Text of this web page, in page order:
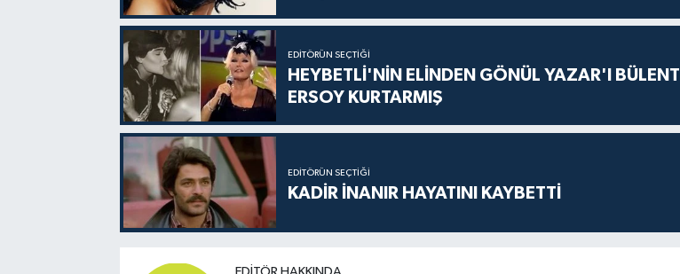
EDITÖRÜN SEÇTIĞI
HEYBETLİ'NİN ELİNDEN GÖNÜL YAZAR'I BÜLENT
ERSOY KURTARMIŞ
EDITÖRÜN SEÇTIĞI
KADİR İNANIR HAYATINI KAYBETTİ